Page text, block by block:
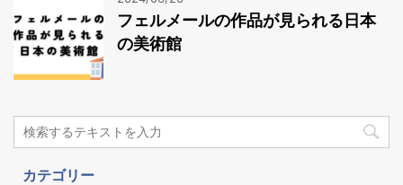
フェルメールの作品が見られる日本
の美術館
カテゴリー